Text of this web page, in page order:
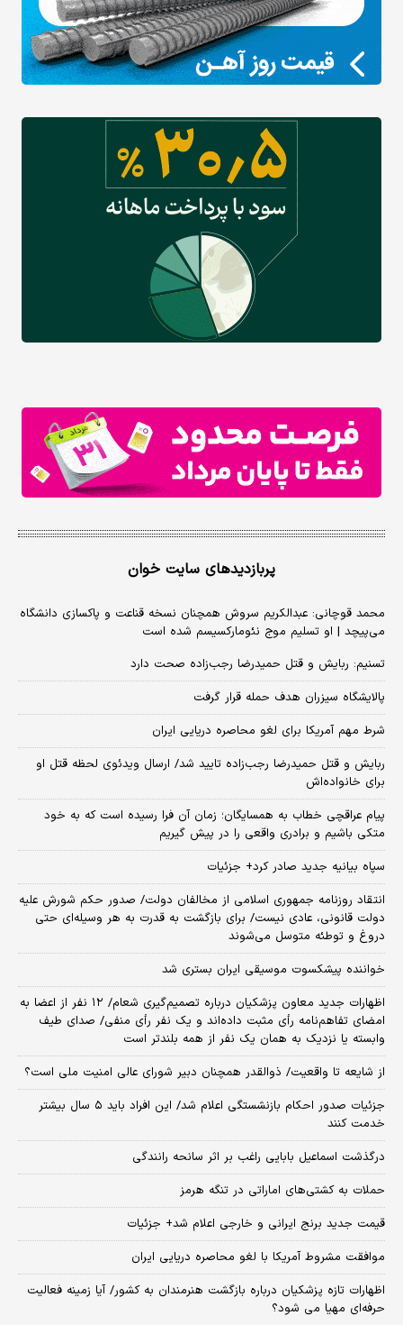
پربازدیدهای سایت خوان
محمد قوچانی: عبدالکریم سروش همچنان نسخه قناعت و پاکسازی دانشگاه
می‌پیچد | او تسلیم موج نئومارکسیسم شده است
تسنیم: ربایش و قتل حمیدرضا رجب‌زاده صحت دارد
پالایشگاه سیزران هدف حمله قرار گرفت
شرط مهم آمریکا برای لغو محاصره دریایی ایران
ربایش و قتل حمیدرضا رجب‌زاده تایید شد/ ارسال ویدئوی لحظه قتل او
برای خانواده‌اش
پیام عراقچی خطاب به همسایگان؛ زمان آن فرا رسیده است که به خود
متکی باشیم و برادری واقعی را در پیش گیریم
سپاه بیانیه جدید صادر کرد+ جزئیات
انتقاد روزنامه جمهوری اسلامی از مخالفان دولت/ صدور حکم شورش علیه
دولت قانونی، عادی نیست/ برای بازگشت به قدرت به هر وسیله‌ای حتی
دروغ و توطئه متوسل می‌شوند
خواننده پیشکسوت موسیقی ایران بستری شد
اظهارات جدید معاون پزشکیان درباره تصمیم‌گیری شعام/ ۱۲ نفر از اعضا به
امضای تفاهم‌نامه رأی مثبت داده‌اند و یک نفر رأی منفی/ صدای طیف
وابسته یا نزدیک به همان یک نفر از همه بلندتر است
از شایعه تا واقعیت/ ذوالقدر همچنان دبیر شورای ‌عالی امنیت ملی است؟
جزئیات صدور احکام بازنشستگی اعلام شد/ این افراد باید ۵ سال بیشتر
خدمت کنند
درگذشت اسماعیل بابایی راغب بر اثر سانحه رانندگی
حملات به کشتی‌های اماراتی در تنگه هرمز
قیمت جدید برنج ایرانی و خارجی اعلام شد+ جزئیات
موافقت مشروط آمریکا با لغو محاصره دریایی ایران
اظهارات تازه پزشکیان درباره بازگشت هنرمندان به کشور/ آیا زمینه فعالیت
حرفه‌ای مهیا می شود؟